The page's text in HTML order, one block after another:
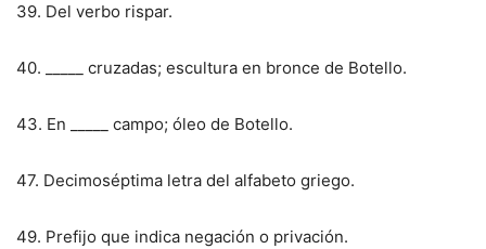
39. Del verbo rispar.
40. _____ cruzadas; escultura en bronce de Botello.
43. En _____ campo; óleo de Botello.
47. Decimoséptima letra del alfabeto griego.
49. Prefijo que indica negación o privación.